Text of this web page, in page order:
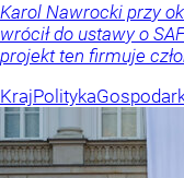
Karol Nawrocki przy
wrócił do ustawy o
projekt ten firmuje
KrajPolityka